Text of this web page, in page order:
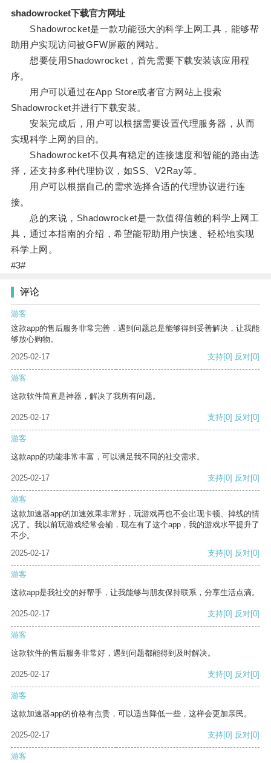
shadowrocket下载官方网址
Shadowrocket是一款功能强大的科学上网工具，能够帮
助用户实现访问被GFW屏蔽的网站。
想要使用Shadowrocket，首先需要下载安装该应用程
序。
用户可以通过在App Store或者官方网站上搜索
Shadowrocket并进行下载安装。
安装完成后，用户可以根据需要设置代理服务器，从而
实现科学上网的目的。
Shadowrocket不仅具有稳定的连接速度和智能的路由选
择，还支持多种代理协议，如SS、V2Ray等。
用户可以根据自己的需求选择合适的代理协议进行连
接。
总的来说，Shadowrocket是一款值得信赖的科学上网工
具，通过本指南的介绍，希望能帮助用户快速、轻松地实现
科学上网。
#3#
评论
游客
这款app的售后服务非常完善，遇到问题总是能够得到妥善解决，让我能
够放心购物。
2025-02-17
支持[0] 反对[0]
游客
这款软件简直是神器，解决了我所有问题。
2025-02-17 支持[0] 反对[0]
游客
这款app的功能非常丰富，可以满足我不同的社交需求。
2025-02-17 支持[0] 反对[0]
游客
这款加速器app的加速效果非常好，玩游戏再也不会出现卡顿、掉线的情
况了。我以前玩游戏经常会输，现在有了这个app，我的游戏水平提升了
不少。
2025-02-17
支持[0] 反对[0]
游客
这款app是我社交的好帮手，让我能够与朋友保持联系，分享生活点滴。
2025-02-17 支持[0] 反对[0]
游客
这款软件的售后服务非常好，遇到问题都能得到及时解决。
2025-02-17 支持[0] 反对[0]
游客
这款加速器app的价格有点贵，可以适当降低一些，这样会更加亲民。
2025-02-17 支持[0] 反对[0]
游客